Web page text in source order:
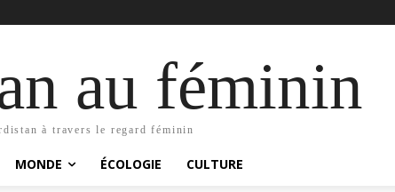
au féminin
à travers le regard féminin
MONDE ÉCOLOGIE CULTURE